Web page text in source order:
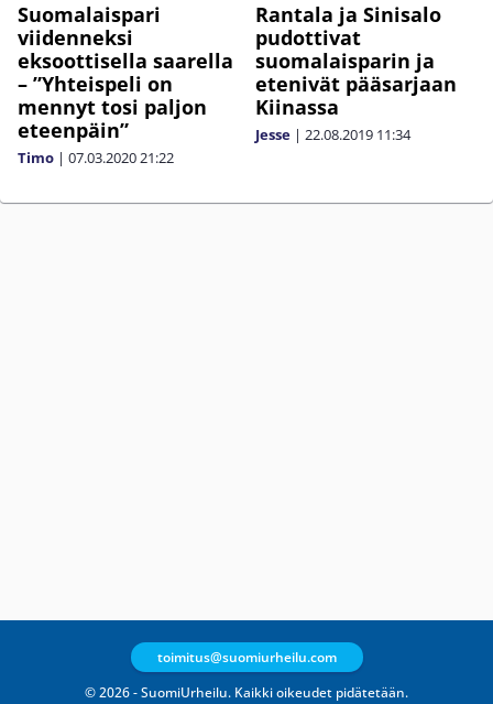
Suomalaispari
viidenneksi
eksoottisella saarella
– ”Yhteispeli on
mennyt tosi paljon
eteenpäin”
Timo | 07.03.202021:22
Rantala ja Sinisalo
pudottivat
suomalaisparin ja
etenivät pääsarjaan
Kiinassa
Jesse | 22.08.2019 11:34
© 2026 - SuomiUrheilu. Kaikki oikeudet pidätetään.
toimitus@suomiurheilu.com